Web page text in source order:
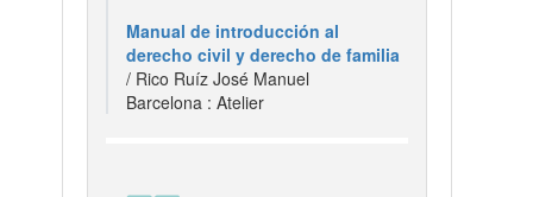
Manual de introducción al
derecho civil y derecho de familia
/ Rico Ruíz José Manuel
Barcelona : Atelier